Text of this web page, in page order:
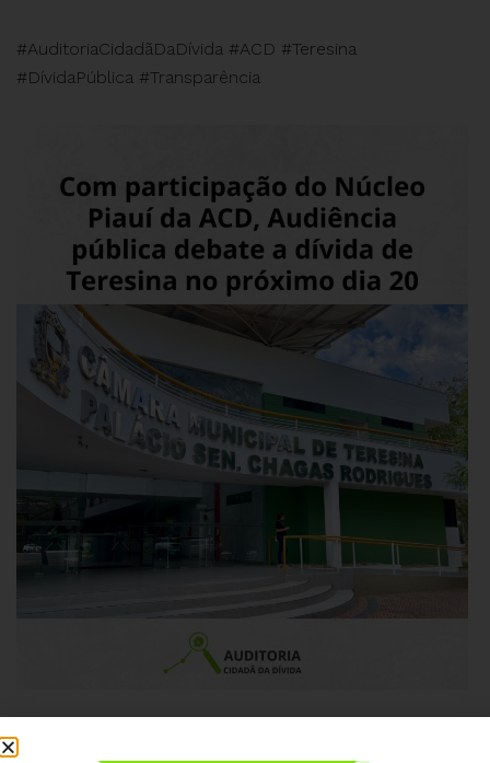
#AuditoriaCidadãDaDívida #ACD #Teresina
#DívidaPública #Transparência